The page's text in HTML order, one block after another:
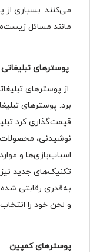
می‌کنند. بسیاری از
مانند مسائل
پوسترهای تبلیغاتی
از پوسترهای
برد. پوسترهای
قیمت‌گذاری کرد
نوشیدنی، محصولات
اسباب‌بازی‌ها و
تکنیک‌های جدید نیز
به‌قدری رقابتی
و لحن خود را
پوسترهای کمپین